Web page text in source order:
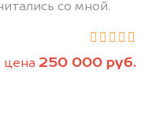
со мной.
цена 250 000 руб.